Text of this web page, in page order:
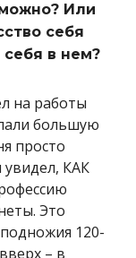
Или
себя
в нем?
на работы
большую
просто
увидел, КАК
Это
120-
– в